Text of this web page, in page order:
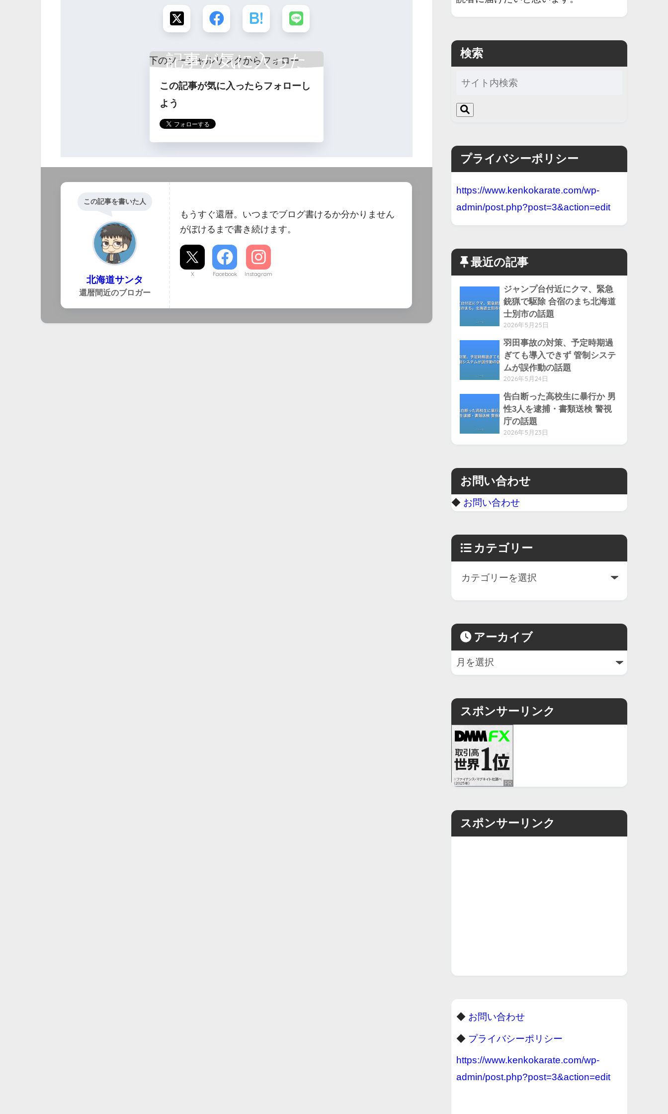
記事が気に入った
らフォロー
この記事が気に入ったらフォローし
よう
この記事を書いた人
北海道サンタ
還暦間近のブロガー
もうすぐ還暦。いつまでブログ書けるか分かりません
がぼけるまで書き続けます。
X Facebook Instagram
検索
プライバシーポリシー
https://www.kenkokarate.com/wp-
admin/post.php?post=3&action=edit
最近の記事
ジャンプ台付近にクマ、緊急
銃猟で駆除 合宿のまち北海道
士別市の話題
2026年5月25日
羽田事故の対策、予定時期過
ぎても導入できず 管制システ
ムが誤作動の話題
2026年5月24日
告白断った高校生に暴行か 男
性3人を逮捕・書類送検 警視
庁の話題
2026年5月23日
お問い合わせ
◆ お問い合わせ
カテゴリー
アーカイブ
スポンサーリンク
スポンサーリンク
◆ お問い合わせ
◆ プライバシーポリシー
https://www.kenkokarate.com/wp-
admin/post.php?post=3&action=edit